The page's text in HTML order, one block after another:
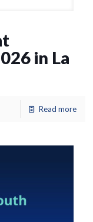
in La
Read more